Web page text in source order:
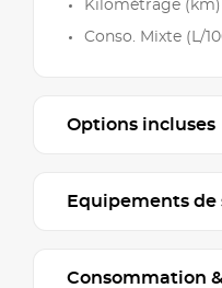
Kilométrage (km)
Conso. Mixte (L/
Options incluses
Equipements de
Consommation